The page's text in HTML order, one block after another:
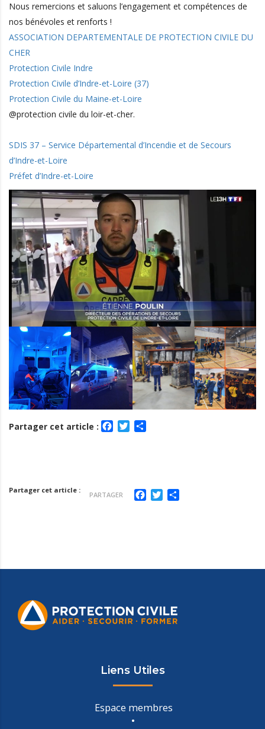
Nous remercions et saluons l’engagement et compétences de
nos bénévoles et renforts !
ASSOCIATION DEPARTEMENTALE DE PROTECTION CIVILE DU
CHER
Protection Civile Indre
Protection Civile d’Indre-et-Loire (37)
Protection Civile du Maine-et-Loire
@protection civile du loir-et-cher.
SDIS 37 – Service Départemental d’Incendie et de Secours
d’Indre-et-Loire
Préfet d’Indre-et-Loire
Partager cet article : Facebook
Twitter
PARTAGER
Partager cet article : Facebook
Twitter
Liens Utiles
Espace membres